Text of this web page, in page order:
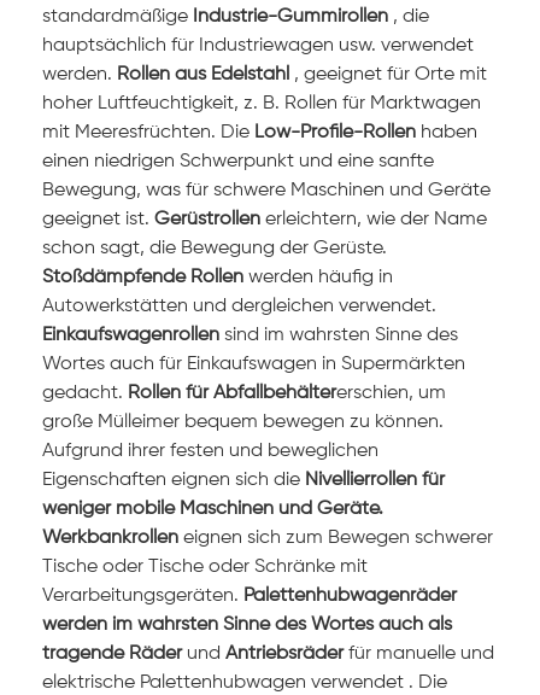
standardmäßige Industrie-Gummirollen , die
hauptsächlich für Industriewagen usw. verwendet
werden. Rollen aus Edelstahl , geeignet für Orte mit
hoher Luftfeuchtigkeit, z. B. Rollen für Marktwagen
mit Meeresfrüchten. Die Low-Profile-Rollen haben
einen niedrigen Schwerpunkt und eine sanfte
Bewegung, was für schwere Maschinen und Geräte
geeignet ist. Gerüstrollen erleichtern, wie der Name
schon sagt, die Bewegung der Gerüste.
Stoßdämpfende Rollen werden häufig in
Autowerkstätten und dergleichen verwendet.
Einkaufswagenrollen sind im wahrsten Sinne des
Wortes auch für Einkaufswagen in Supermärkten
gedacht. Rollen für Abfallbehältererschien, um
große Mülleimer bequem bewegen zu können.
Aufgrund ihrer festen und beweglichen
Eigenschaften eignen sich die Nivellierrollen für
weniger mobile Maschinen und Geräte.
Werkbankrollen eignen sich zum Bewegen schwerer
Tische oder Tische oder Schränke mit
Verarbeitungsgeräten. Palettenhubwagenräder
werden im wahrsten Sinne des Wortes auch als
tragende Räderund Antriebsräderfür manuelle und
elektrische Palettenhubwagen verwendet . Die